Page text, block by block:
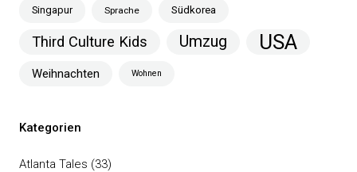
Singapur Sprache Südkorea
Third Culture Kids Umzug USA
Weihnachten Wohnen
Kategorien
Atlanta Tales (33)